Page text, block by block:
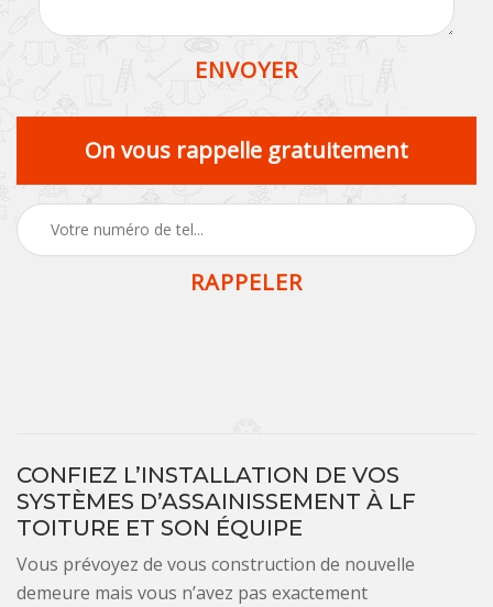
On vous rappelle gratuitement
CONFIEZ L’INSTALLATION DE VOS
SYSTÈMES D’ASSAINISSEMENT À LF
TOITURE ET SON ÉQUIPE
Vous prévoyez de vous construction de nouvelle
demeure mais vous n’avez pas exactement